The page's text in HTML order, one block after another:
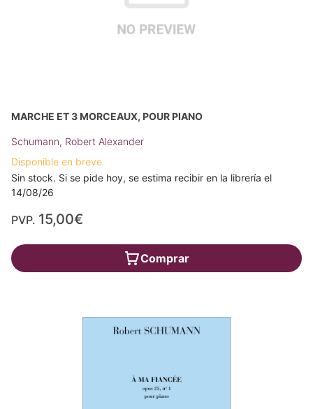
MARCHE ET 3 MORCEAUX, POUR PIANO
Schumann, Robert Alexander
Disponible en breve
Sin stock. Si se pide hoy, se estima recibir en la librería el
14/08/26
PVP. 15,00€
Comprar